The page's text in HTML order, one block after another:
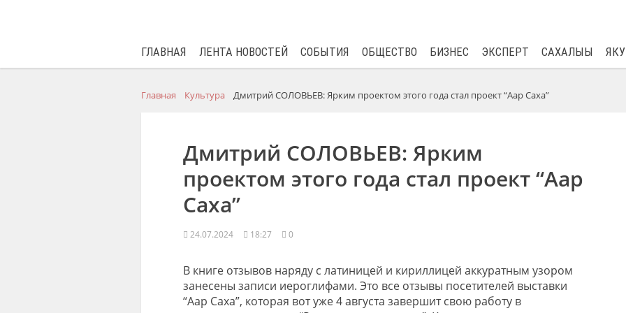
ГЛАВНАЯ ЛЕНТА НОВОСТЕЙ СОБЫТИЯ ОБЩЕСТВО БИЗНЕС ЭКСПЕРТ САХАЛЫЫ
Главная Культура Дмитрий СОЛОВЬЕВ: Ярким проектом этого года стал проект “Аар Саха”
Дмитрий СОЛОВЬЕВ: Ярким
проектом этого года стал проект “Аар
Саха”
24.07.2024 18:27 0
В книге отзывов наряду с латиницей и кириллицей аккуратным узором
занесены записи иероглифами. Это все отзывы посетителей выставки
“Аар Саха”, которая вот уже 4 августа завершит свою работу в